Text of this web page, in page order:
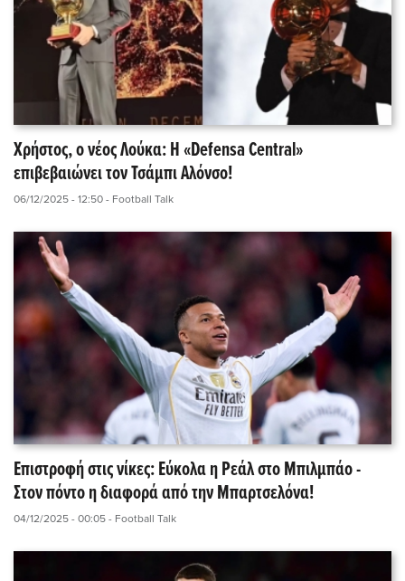
Χρήστος, ο νέος Λούκα: Η «Defensa Central»
επιβεβαιώνει τον Τσάμπι Αλόνσο!
06/12/2025 - 12:50 - Football Talk
Επιστροφή στις νίκες: Εύκολα η Ρεάλ στο Μπιλμπάο -
Στον πόντο η διαφορά από την Μπαρτσελόνα!
04/12/2025 - 00:05 - Football Talk